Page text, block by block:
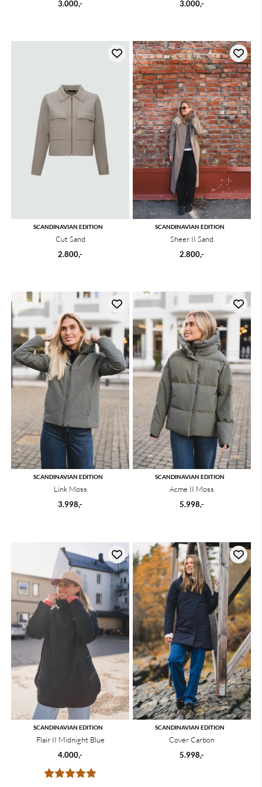
3.000,-
3.000,-
SCANDINAVIAN EDITION
Cut Sand
2.800,-
SCANDINAVIAN EDITION
Sheer II Sand
2.800,-
SCANDINAVIAN EDITION
Link Moss
3.998,-
SCANDINAVIAN EDITION
Acme II Moss
5.998,-
Karakter:
SCANDINAVIAN EDITION
Flair II Midnight Blue
4.000,-
SCANDINAVIAN EDITION
Cover Carbon
5.998,-